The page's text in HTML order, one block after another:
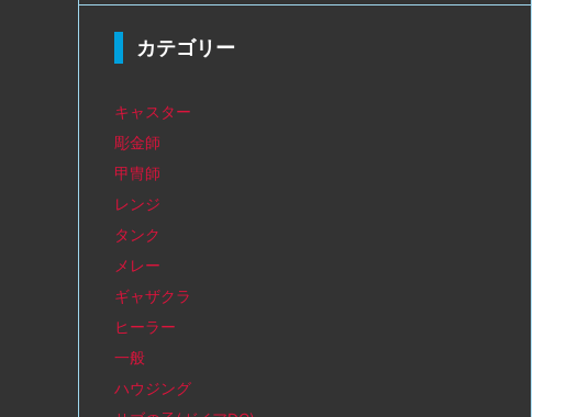
カテゴリー
キャスター
彫金師
甲冑師
レンジ
タンク
メレー
ギャザクラ
ヒーラー
一般
ハウジング